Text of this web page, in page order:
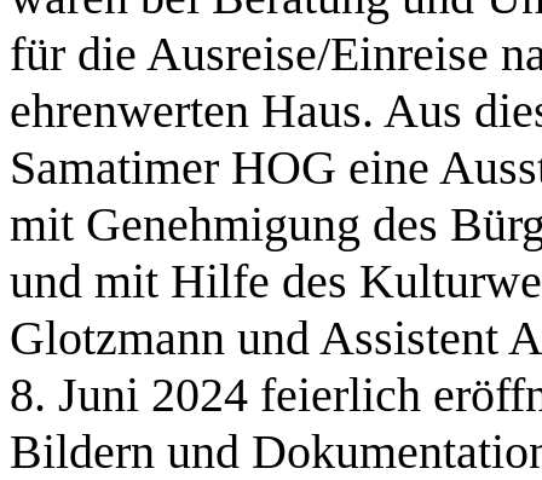
für die Ausreise/Einreise
ehrenwerten Haus. Aus
Samatimer HOG eine
mit Genehmigung des
und mit Hilfe des
Glotzmann und Assistent
8. Juni 2024 feierlich
Bildern und